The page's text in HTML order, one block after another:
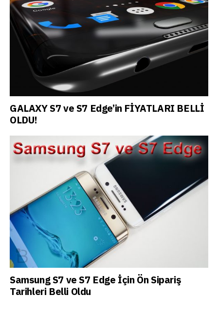
GALAXY S7 ve S7 Edge’in FİYATLARI BELLİ
OLDU!
Samsung S7 ve S7 Edge İçin Ön Sipariş
Tarihleri Belli Oldu